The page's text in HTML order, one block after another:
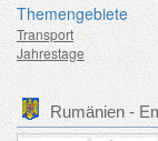
Themengebiete
Transport
Jahrestage
Rumänien -